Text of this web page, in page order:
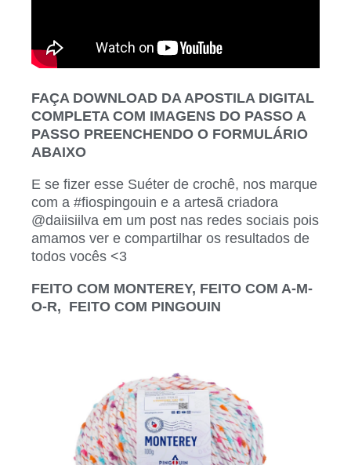
FAÇA DOWNLOAD DA APOSTILA DIGITAL
COMPLETA COM IMAGENS DO PASSO A
PASSO PREENCHENDO O FORMULÁRIO
ABAIXO
E se fizer esse Suéter de crochê, nos marque
com a #fiospingouin e a artesã criadora
@daiisiilva em um post nas redes sociais pois
amamos ver e compartilhar os resultados de
todos vocês <3
FEITO COM MONTEREY, FEITO COM A-M-
O-R, FEITO COM PINGOUIN